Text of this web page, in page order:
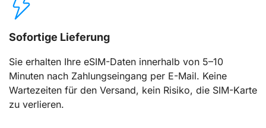
Sofortige Lieferung
Sie erhalten Ihre eSIM-Daten innerhalb von 5–10
Minuten nach Zahlungseingang per E-Mail. Keine
Wartezeiten für den Versand, kein Risiko, die SIM-Karte
zu verlieren.